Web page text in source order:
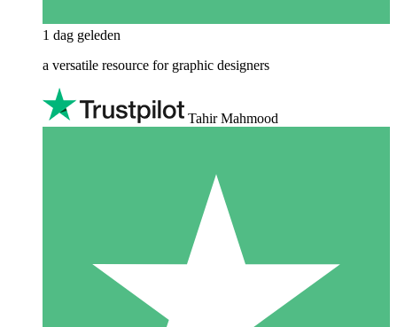
1 dag geleden
a versatile resource for graphic designers
Tahir Mahmood